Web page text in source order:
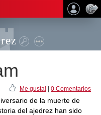
Me gusta! 0 Comentarios
de la muerte de
del ajedrez han sido